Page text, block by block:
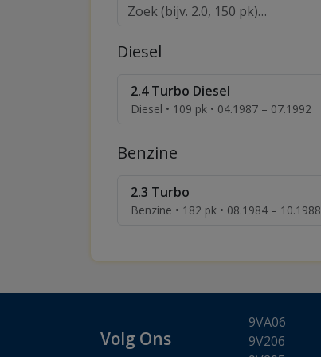
Diesel
2.4 Turbo Diesel
Diesel • 109 pk • 04.1987 – 07.1992
Benzine
2.3 Turbo
Benzine • 182 pk • 08.1984 – 10.1988
Volg Ons
9VA06
9V206